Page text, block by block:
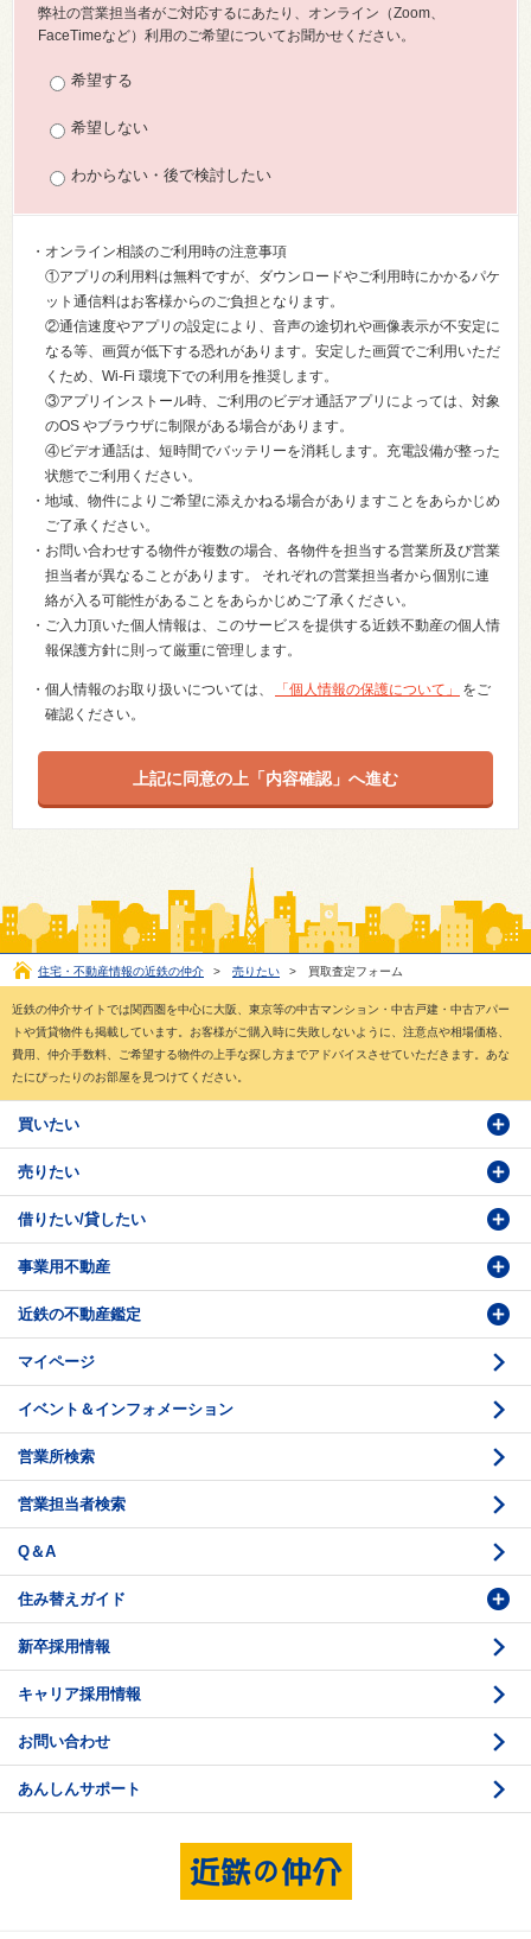
弊社の営業担当者がご対応するにあたり、オンライン（Zoom、
FaceTimeなど）利用のご希望についてお聞かせください。
希望する
希望しない
わからない・後で検討したい
・オンライン相談のご利用時の注意事項
①アプリの利用料は無料ですが、ダウンロードやご利用時にかかるパケ
ット通信料はお客様からのご負担となります。
②通信速度やアプリの設定により、音声の途切れや画像表示が不安定に
なる等、画質が低下する恐れがあります。安定した画質でご利用いただ
くため、Wi-Fi 環境下での利用を推奨します。
③アプリインストール時、ご利用のビデオ通話アプリによっては、対象
のOS やブラウザに制限がある場合があります。
④ビデオ通話は、短時間でバッテリーを消耗します。充電設備が整った
状態でご利用ください。
・地域、物件によりご希望に添えかねる場合がありますことをあらかじめ
ご了承ください。
・お問い合わせする物件が複数の場合、各物件を担当する営業所及び営業
担当者が異なることがあります。 それぞれの営業担当者から個別に連
絡が入る可能性があることをあらかじめご了承ください。
・ご入力頂いた個人情報は、このサービスを提供する近鉄不動産の個人情
報保護方針に則って厳重に管理します。
・個人情報のお取り扱いについては、 「個人情報の保護について」
をご
確認ください。
住宅・不動産情報の近鉄の仲介 > 売りたい > 買取査定フォーム
近鉄の仲介サイトでは関西圏を中心に大阪、東京等の中古マンション・中古戸建・中古アパー
トや賃貸物件も掲載しています。お客様がご購入時に失敗しないように、注意点や相場価格、
費用、仲介手数料、ご希望する物件の上手な探し方までアドバイスさせていただきます。あな
たにぴったりのお部屋を見つけてください。
買いたい
物件検索
物件番号検索
投資・事業用検索
購入のお問い合わせ
売りたい
価格査定依頼
売却相談
借りたい/貸したい
賃貸物件検索
学園前賃貸センター
賃貸借のお問い合わせ
事業用不動産
購入・売却の流れ
収益不動産の取扱
底地の資産性
相続と不動産
不動産投資のQ＆A
法人営業センター紹介
近鉄の不動産鑑定
時価評価支援
鑑定評価ご相談例
鑑定評価の流れ
お問い合わせ・ご相談
鑑定センター紹介
マイページ
イベント＆インフォメーション
営業所検索
営業担当者検索
Q＆A
住み替えガイド
価格査定
媒介契約
売却活動
売却諸費用
購入のスケジュール
物件資料の読み方 1
物件資料の読み方 2
現地見学のポイント
新卒採用情報
キャリア採用情報
お問い合わせ
あんしんサポート